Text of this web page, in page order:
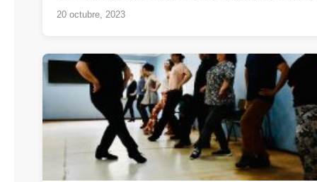
20 octubre, 2023